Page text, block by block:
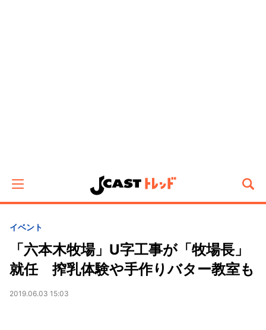
イベント
「六本木牧場」U字工事が「牧場長」
就任 搾乳体験や手作りバター教室も
2019.06.03 15:03